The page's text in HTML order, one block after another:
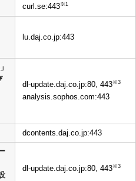
curl.se:443※1
lu.daj.co.jp:443
dl-update.daj.co.jp:80, 443※3
analysis.sophos.com:443
dcontents.daj.co.jp:443
dl-update.daj.co.jp:80, 443※3